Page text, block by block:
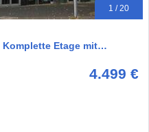
1 / 20
Etage mit…
4.499 €